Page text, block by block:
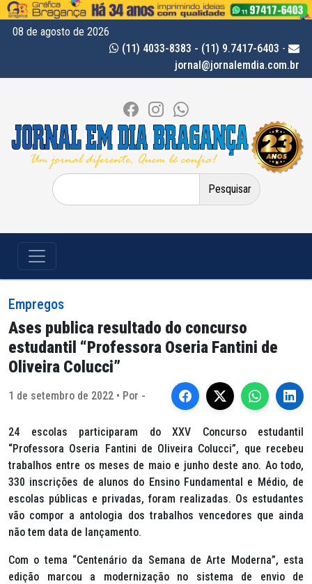
08 de agosto de 2026
(11) 4033-8383 - (11) 9.7417-6403 -
jornal@jornalemdia.com.br
Pesquisar
por:
Empregos
Ases publica resultado do concurso
estudantil “Professora Oseria Fantini de
Oliveira Colucci”
1 de setembro de 2022 • Por -
24 escolas participaram do XXV Concurso estudantil
“Professora Oseria Fantini de Oliveira Colucci”, que recebeu
trabalhos entre os meses de maio e junho deste ano. Ao todo,
330 inscrições de alunos do Ensino Fundamental e Médio, de
escolas públicas e privadas, foram realizadas. Os estudantes
vão compor a antologia dos trabalhos vencedores que ainda
não tem data de lançamento.
Com o tema “Centenário da Semana de Arte Moderna”, esta
edição marcou a modernização no sistema de envio de